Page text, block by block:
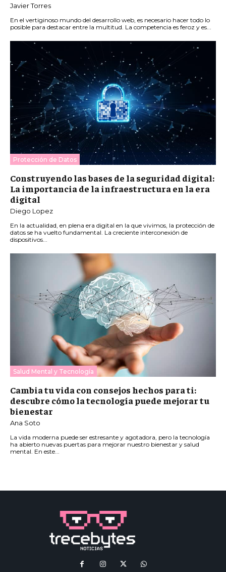
Javier Torres
En el vertiginoso mundo del desarrollo web, es necesario hacer todo lo
posible para destacar entre la multitud. La competencia es feroz y es...
Protección de Datos
Construyendo las bases de la seguridad digital:
La importancia de la infraestructura en la era
digital
Diego Lopez
En la actualidad, en plena era digital en la que vivimos, la protección de
datos se ha vuelto fundamental. La creciente interconexión de
dispositivos...
Salud Mental y Tecnología
Cambia tu vida con consejos hechos para ti:
descubre cómo la tecnología puede mejorar tu
bienestar
Ana Soto
La vida moderna puede ser estresante y agotadora, pero la tecnología
ha abierto nuevas puertas para mejorar nuestro bienestar y salud
mental. En este...